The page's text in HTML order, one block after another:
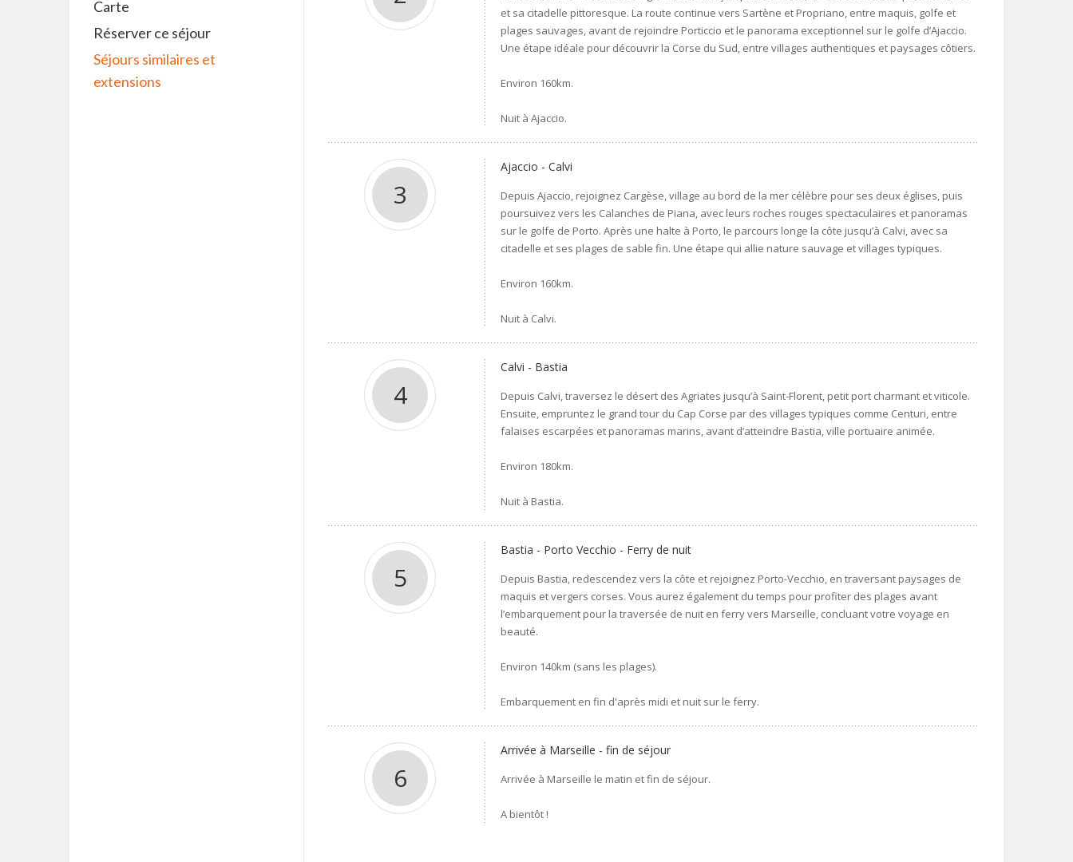
Carte
Réserver ce séjour
Séjours similaires et
extensions
et sa citadelle pittoresque. La route continue vers Sartène et Propriano, entre maquis, golfe et
plages sauvages, avant de rejoindre Porticcio et le panorama exceptionnel sur le golfe d’Ajaccio.
Une étape idéale pour découvrir la Corse du Sud, entre villages authentiques et paysages côtiers.
Environ 160km.
Nuit à Ajaccio.
3
Ajaccio - Calvi
Depuis Ajaccio, rejoignez Cargèse, village au bord de la mer célèbre pour ses deux églises, puis
poursuivez vers les Calanches de Piana, avec leurs roches rouges spectaculaires et panoramas
sur le golfe de Porto. Après une halte à Porto, le parcours longe la côte jusqu’à Calvi, avec sa
citadelle et ses plages de sable fin. Une étape qui allie nature sauvage et villages typiques.
Environ 160km.
Nuit à Calvi.
4
Calvi - Bastia
Depuis Calvi, traversez le désert des Agriates jusqu’à Saint-Florent, petit port charmant et viticole.
Ensuite, empruntez le grand tour du Cap Corse par des villages typiques comme Centuri, entre
falaises escarpées et panoramas marins, avant d’atteindre Bastia, ville portuaire animée.
Environ 180km.
Nuit à Bastia.
5
Bastia - Porto Vecchio - Ferry de nuit
Depuis Bastia, redescendez vers la côte et rejoignez Porto-Vecchio, en traversant paysages de
maquis et vergers corses. Vous aurez également du temps pour profiter des plages avant
l’embarquement pour la traversée de nuit en ferry vers Marseille, concluant votre voyage en
beauté.
Environ 140km (sans les plages).
Embarquement en fin d'après midi et nuit sur le ferry.
6
Arrivée à Marseille - fin de séjour
Arrivée à Marseille le matin et fin de séjour.
A bientôt !